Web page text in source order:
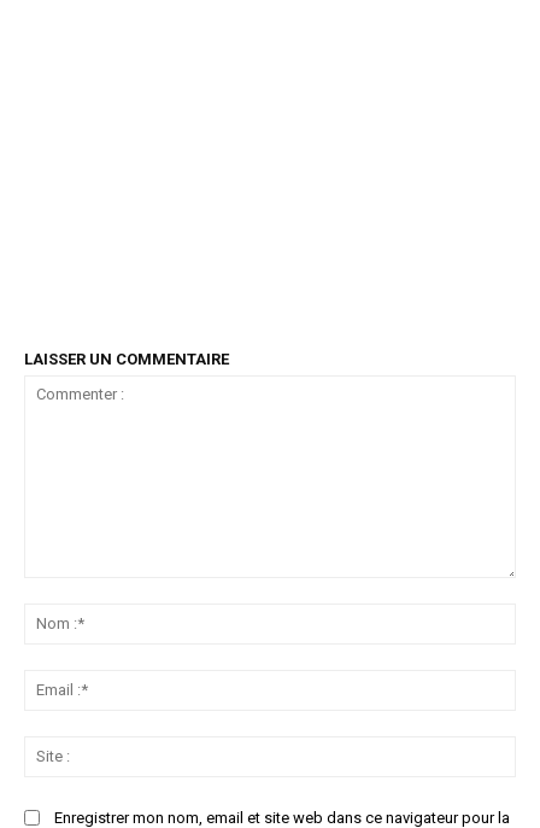
LAISSER UN COMMENTAIRE
Enregistrer mon nom, email et site web dans ce navigateur pour la